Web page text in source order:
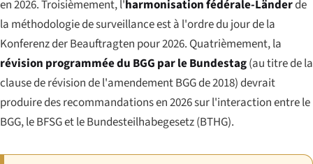
en 2026. Troisièmement, l'harmonisation fédérale-Länderde
la méthodologie de surveillance est à l'ordre du jour de la
Konferenz der Beauftragten pour 2026. Quatrièmement, la
révision programmée du BGG par le Bundestag(au titre de la
clause de révision de l'amendement BGG de 2018) devrait
produire des recommandations en 2026 sur l'interaction entre le
BGG, le BFSG et le Bundesteilhabegesetz (BTHG).